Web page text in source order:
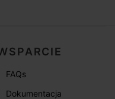
FAQs
Dokumentacja